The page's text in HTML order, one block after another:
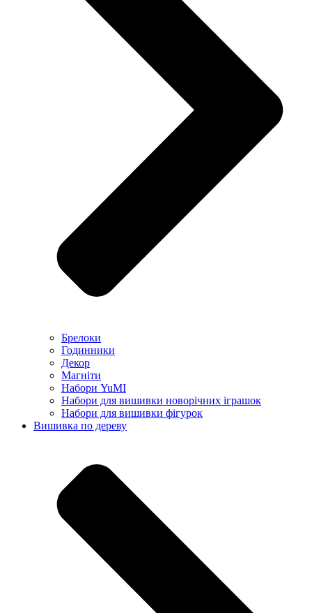
Брелоки
Годинники
Декор
Магніти
Набори YuMI
Набори для вишивки новорічних іграшок
Набори для вишивки фігурок
Вишивка по дереву